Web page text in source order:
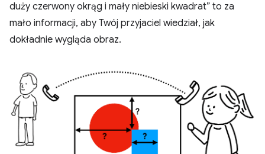
duży czerwony okrąg i mały niebieski kwadrat” to za
mało informacji, aby Twój przyjaciel wiedział, jak
dokładnie wygląda obraz.